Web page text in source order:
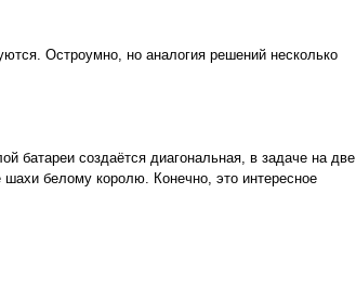
Остроумно, но аналогия решений несколько
батареи создаётся диагональная, в задаче на две
белому королю. Конечно, это интересное